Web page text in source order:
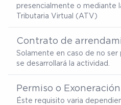
presencialmente o mediante
Tributaria Virtual (ATV)
Contrato de
Solamente en caso de no
se desarrollará la actividad.
Permiso o
Éste requisito varia